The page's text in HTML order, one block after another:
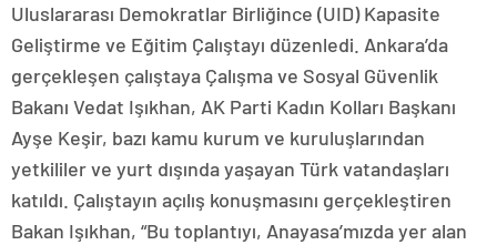
Uluslararası Demokratlar Birliğince (UID) Kapasite
Geliştirme ve Eğitim Çalıştayı düzenledi. Ankara’da
gerçekleşen çalıştaya Çalışma ve Sosyal Güvenlik
Bakanı Vedat Işıkhan, AK Parti Kadın Kolları Başkanı
Ayşe Keşir, bazı kamu kurum ve kuruluşlarından
yetkililer ve yurt dışında yaşayan Türk vatandaşları
katıldı. Çalıştayın açılış konuşmasını gerçekleştiren
Bakan Işıkhan, “Bu toplantıyı, Anayasa’mızda yer alan